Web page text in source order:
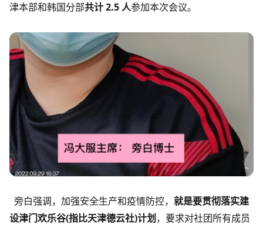
津本部和韩国分部共计 2.5 人参加本次会议。
旁白强调，加强安全生产和疫情防控， 就是要贯彻落实建
设津门欢乐谷(指比天津德云社)计划 ，要求对社团所有成员